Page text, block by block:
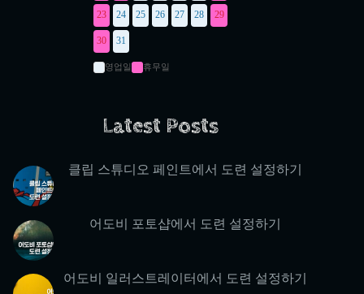
23 24 25 26 27 28 29
30 31
영업일 휴무일
Latest Posts
클립 스튜디오 페인트에서 도련 설정하기
어도비 포토샵에서 도련 설정하기
어도비 일러스트레이터에서 도련 설정하기